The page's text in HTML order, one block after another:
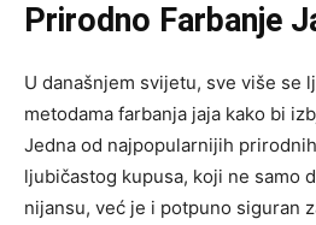
Prirodno Farbanje
U današnjem svijetu, sve više se
metodama farbanja jaja kako bi
Jedna od najpopularnijih
ljubičastog kupusa, koji ne samo
nijansu, već je i potpuno siguran